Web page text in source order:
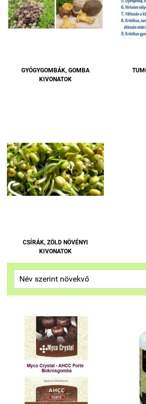
GYÓGYGOMBÁK, GOMBA
KIVONATOK
CSÍRÁK, ZÖLD NÖVÉNYI
KIVONATOK